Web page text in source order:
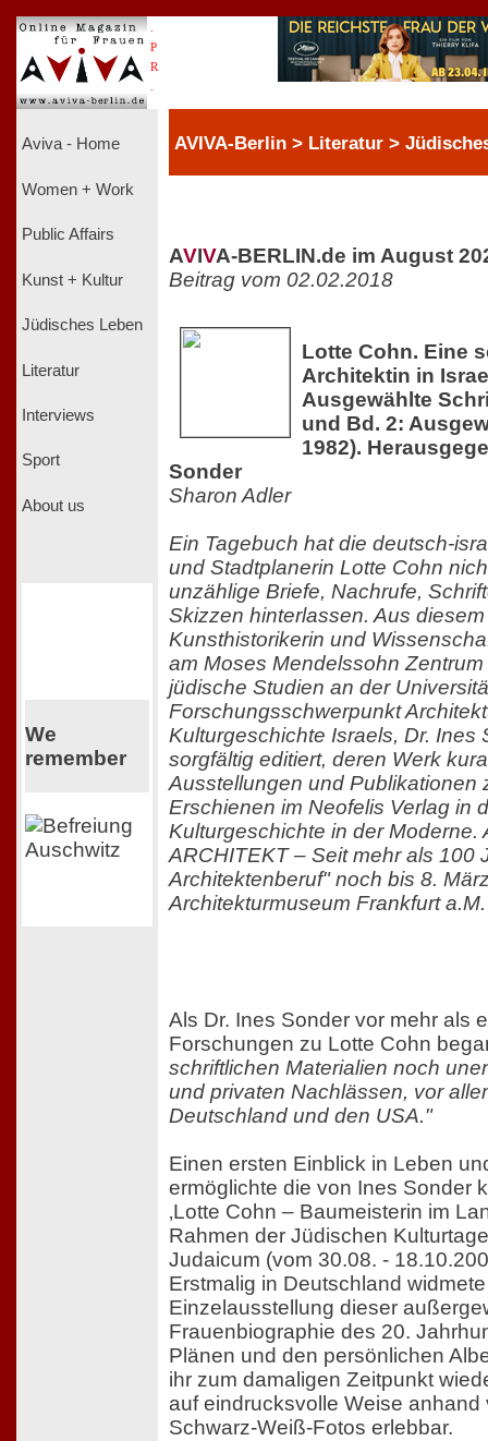
P
R
Aviva - Home
Women + Work
Public Affairs
Kunst + Kultur
Jüdisches Leben
Literatur
Interviews
Sport
About us
We
remember
AVIVA-Berlin > Literatur >
AVIVA-BERLIN.de im August
Beitrag vom 02.02.2018
Lotte Cohn. Eine
Architektin in
Ausgewählte
und Bd. 2:
1982).
Sonder
Sharon Adler
Ein Tagebuch hat die deutsch-
und Stadtplanerin Lotte Cohn
unzählige Briefe, Nachrufe,
Skizzen hinterlassen. Aus
Kunsthistorikerin und
am Moses Mendelssohn
jüdische Studien an der
Forschungsschwerpunkt
Kulturgeschichte Israels, Dr. Ines
sorgfältig editiert, deren Werk
Ausstellungen und Publikationen
Erschienen im Neofelis Verlag in
Kulturgeschichte in der Moderne.
ARCHITEKT – Seit mehr als 100
Architektenberuf" noch bis 8.
Architekturmuseum Frankfurt a.M.
Als Dr. Ines Sonder vor mehr als
Forschungen zu Lotte Cohn
schriftlichen Materialien noch
und privaten Nachlässen, vor
Deutschland und den USA."
Einen ersten Einblick in Leben
ermöglichte die von Ines Sonder
‚Lotte Cohn – Baumeisterin im
Rahmen der Jüdischen
Judaicum (vom 30.08. -
Erstmalig in Deutschland
Einzelausstellung dieser
Frauenbiographie des 20.
Plänen und den persönlichen
ihr zum damaligen Zeitpunkt
auf eindrucksvolle Weise
Schwarz-Weiß-Fotos erlebbar.